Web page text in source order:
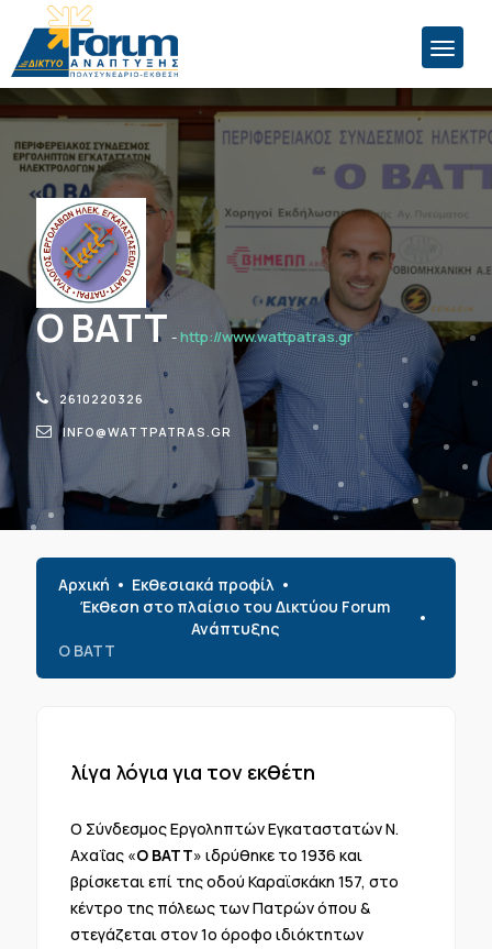
Ο ΒΑΤΤ -http://www.wattpatras.gr
2610220326
INFO@WATTPATRAS.GR
Αρχική
Εκθεσιακά προφίλ
Έκθεση στο πλαίσιο του Δικτύου Forum
Ανάπτυξης
Ο ΒΑΤΤ
λίγα λόγια για τον εκθέτη
Ο Σύνδεσμος Εργοληπτών Εγκαταστατών Ν.
Αχαΐας «Ο ΒΑΤΤ» ιδρύθηκε το 1936 και
βρίσκεται επί της οδού Καραϊσκάκη 157, στο
κέντρο της πόλεως των Πατρών όπου &
στεγάζεται στον 1ο όροφο ιδιόκτητων